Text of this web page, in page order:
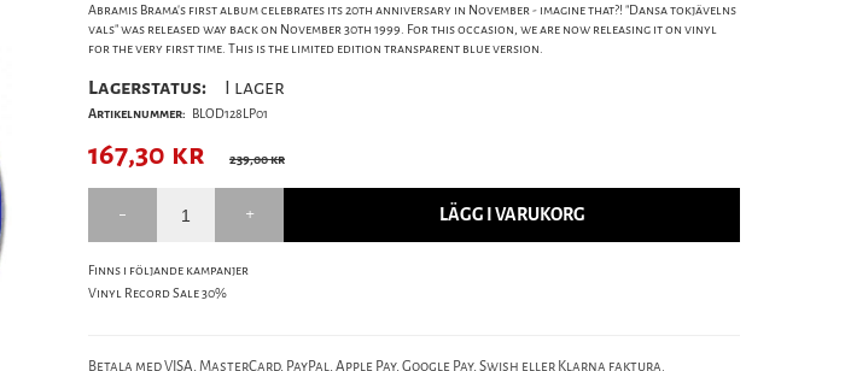
Abramis Brama's first album celebrates its 20th anniversary in November - imagine that?! "Dansa tokjävelns
vals" was released way back on November 30th 1999. For this occasion, we are now releasing it on vinyl
for the very first time. This is the limited edition transparent blue version.
Lagerstatus: I lager
Artikelnummer: BLOD128LP01
167,30 kr 239,00 kr
LÄGG I VARUKORG
Finns i följande kampanjer
Vinyl Record Sale 30%
Betala med VISA, MasterCard, PayPal, Apple Pay, Google Pay, Swish eller Klarna faktura.